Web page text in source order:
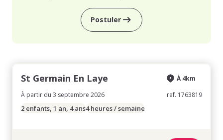
Postuler
St Germain En Laye
À partir du 3 septembre 2026
À 4km
ref. 1763819
2 enfants, 1 an, 4 ans4 heures / semaine